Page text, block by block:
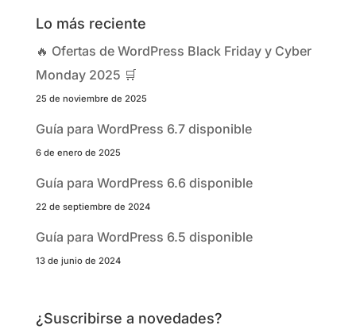
Lo más reciente
🔥 Ofertas de WordPress Black Friday y Cyber
Monday 2025 🛒
25 de noviembre de 2025
Guía para WordPress 6.7 disponible
6 de enero de 2025
Guía para WordPress 6.6 disponible
22 de septiembre de 2024
Guía para WordPress 6.5 disponible
13 de junio de 2024
¿Suscribirse a novedades?